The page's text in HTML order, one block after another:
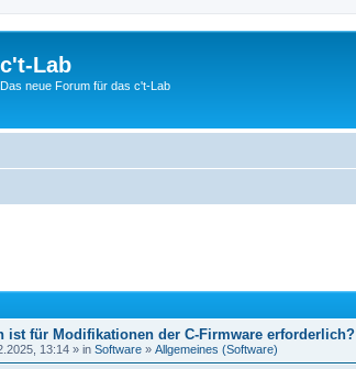
c't-Lab
Das neue Forum für das c't-Lab
ist für Modifikationen der C-Firmware erforderlich?
13:14 » in Software » Allgemeines (Software)